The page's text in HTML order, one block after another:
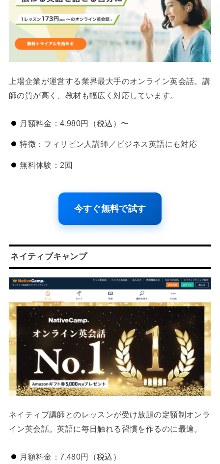
上場企業が運営する業界最大手のオンライン英会話。講
師の質が高く、教材も幅広く対応しています。
月額料金：4,980円（税込）〜
特徴：フィリピン人講師／ビジネス英語にも対応
無料体験：2回
今すぐ無料で試す
ネイティブキャンプ
ネイティブ講師とのレッスンが受け放題の定額制オンラ
イン英会話。英語に毎日触れる習慣を作るのに最適。
月額料金：7,480円（税込）